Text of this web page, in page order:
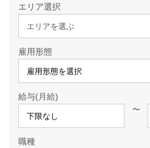
エリア選択
エリアを選ぶ
雇用形態
給与(月給)
〜
職種